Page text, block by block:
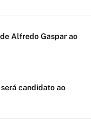
Alfredo Gaspar ao
candidato ao